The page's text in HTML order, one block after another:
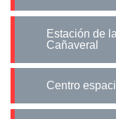
Estación de la Fuerza Aérea de Cabo
Cañaveral
Centro